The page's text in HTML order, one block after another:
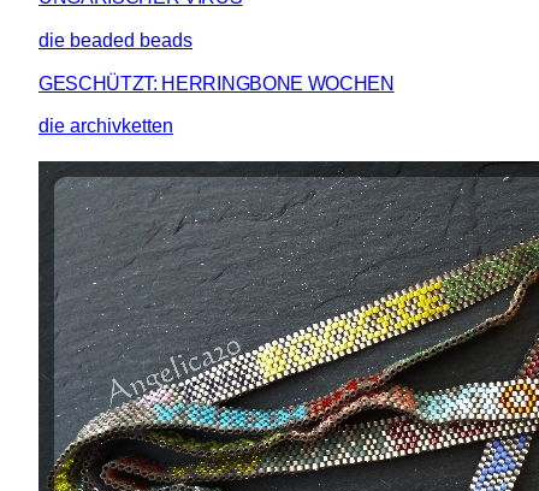
die beaded beads
GESCHÜTZT: HERRINGBONE WOCHEN
die archivketten